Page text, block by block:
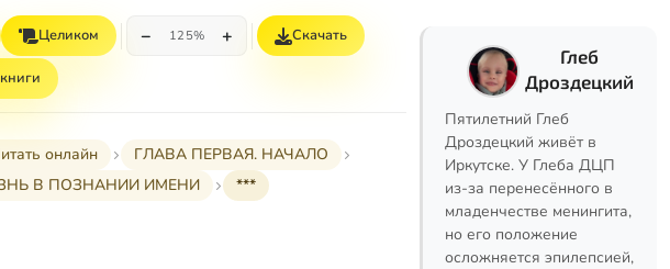
Целиком − 125% + Скачать
онлайн
ГЛАВА ПЕРВАЯ. НАЧАЛО
В ПОЗНАНИИ ИМЕНИ
***
Глеб
Дроздецкий
Пятилетний Глеб
Дроздецкий живёт в
Иркутске. У Глеба ДЦП
из-за перенесённого в
младенчестве менингита,
но его положение
осложняется эпилепсией,